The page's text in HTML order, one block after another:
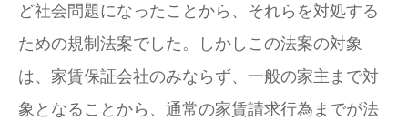
ど社会問題になったことから、それらを対処する
ための規制法案でした。しかしこの法案の対象
は、家賃保証会社のみならず、一般の家主まで対
象となることから、通常の家賃請求行為までが法